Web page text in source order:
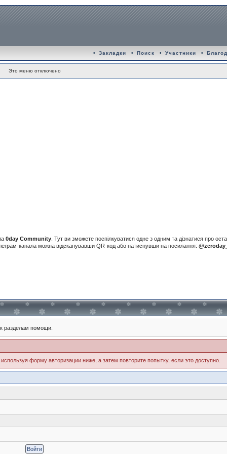
• Закладки • Поиск • Участники •
Это меню отключено
0day Community . Тут ви зможете поспілкуватися одне з одним та дізнатися про
канала можна відсканувавши QR-код або натиснувши на посилання:
разделам помощи.
форму авторизации ниже, а затем повторите попытку, если это доступно.